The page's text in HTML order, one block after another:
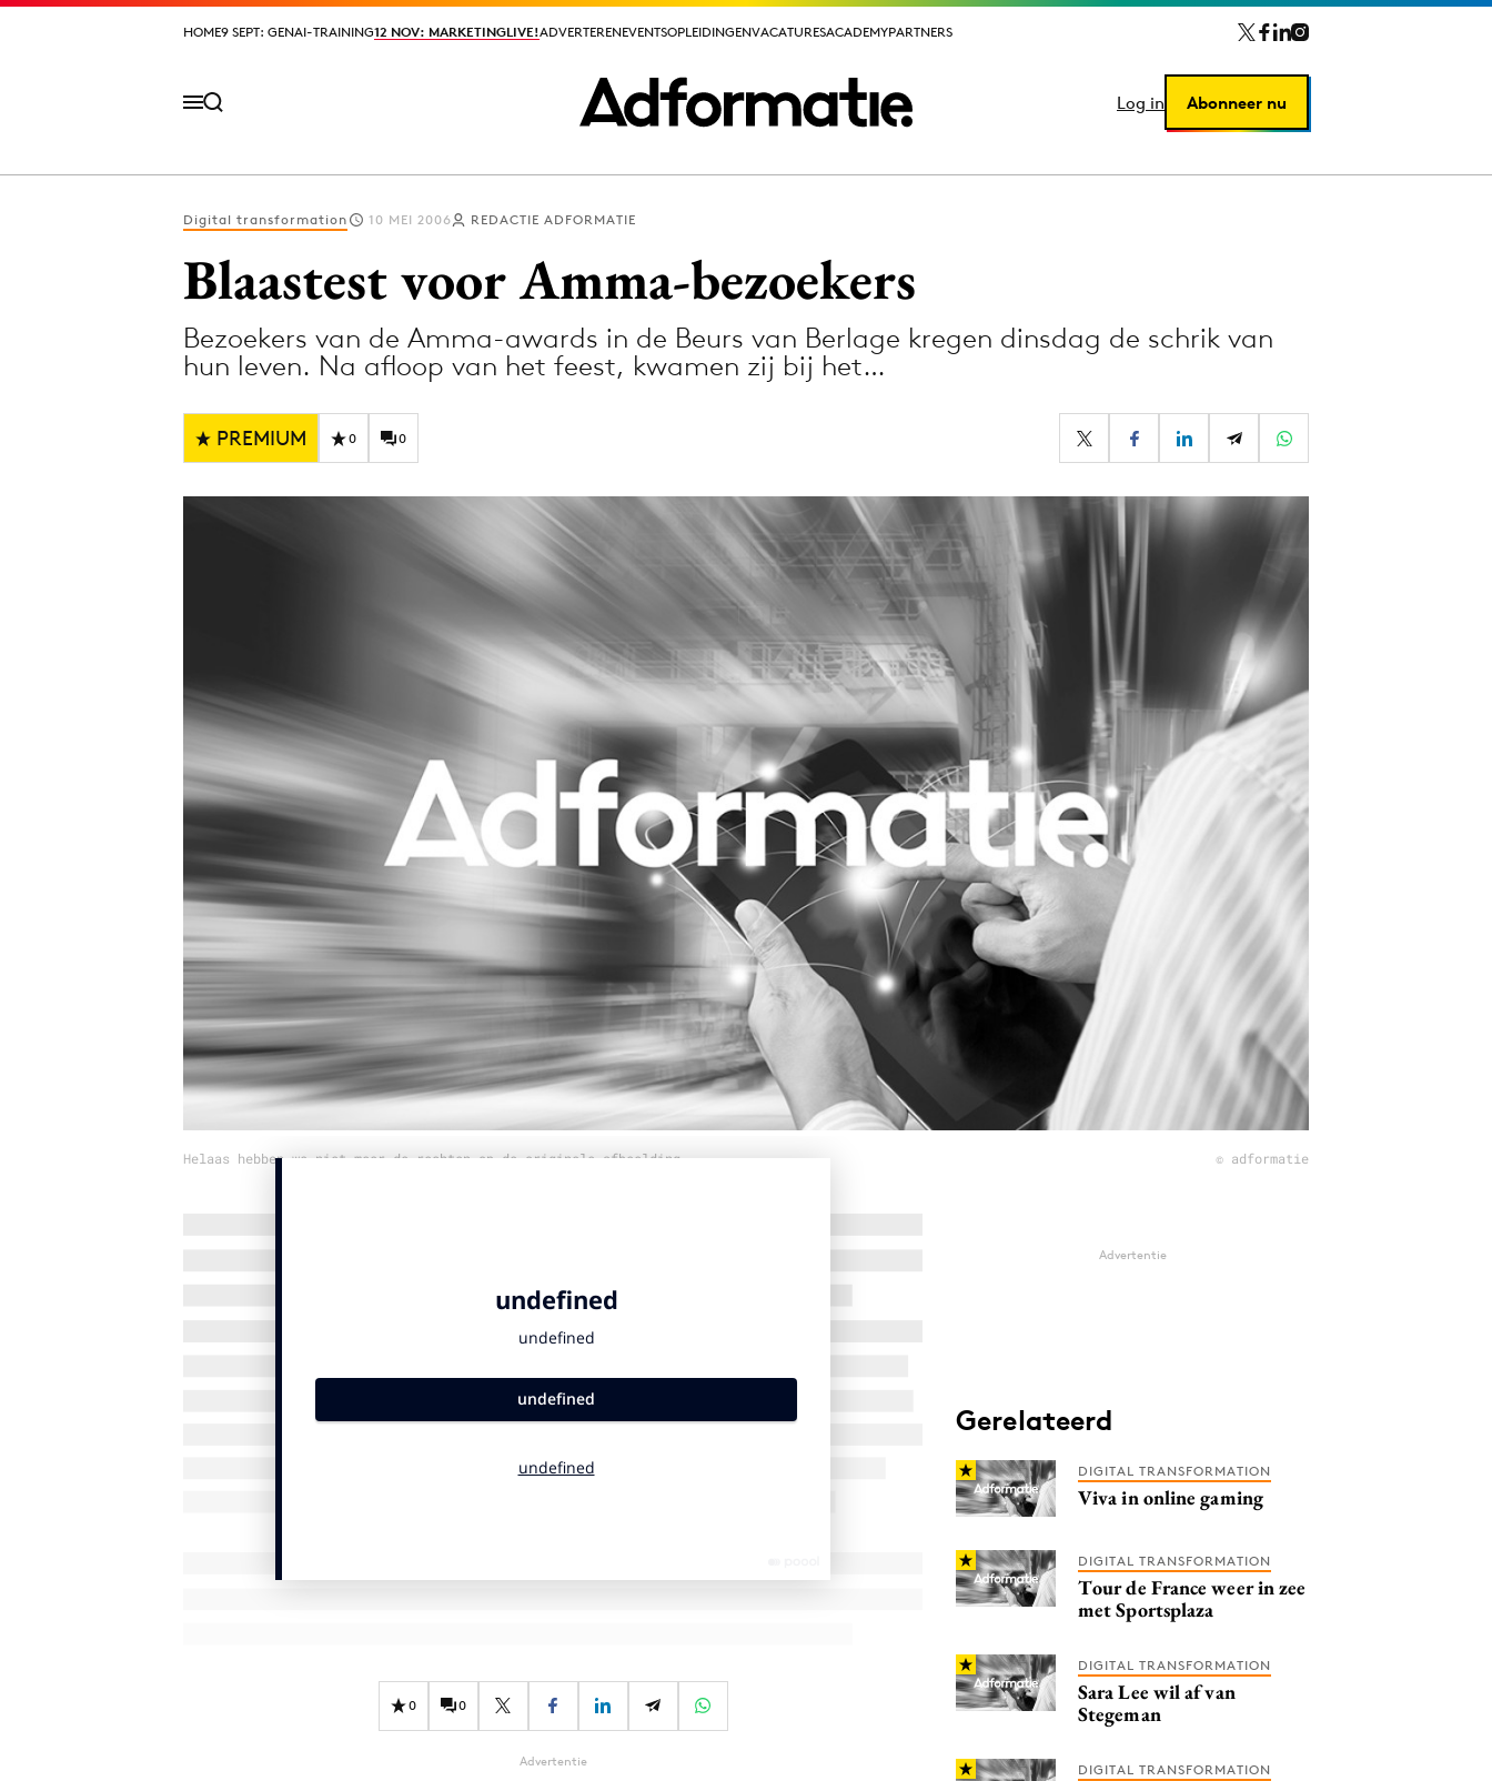
HOME9 SEPT: GENAI-TRAINING12 NOV: MARKETINGLIVE!ADVERTERENEVENTSOPLEIDINGENVACATURESACADEMYPARTNERS
Log in Abonneer nu
HOME9 SEPT: GENAI-TRAINING12 NOV: MARKETINGLIVE!ADVERTERENEVENTSOPLEIDINGENVACATURESACADEMYPARTNERS
Log in Abonneer nu
Digital transformation
Diversiteit
Effectiviteit
Influencer marketing
Interne communicatie
Programmatic
Purpose Marketing
Reputatie & crisis
Digital transformation 10 MEI 2006 REDACTIE ADFORMATIE
Blaastest voor Amma-bezoekers
Bezoekers van de Amma-awards in de Beurs van Berlage kregen dinsdag de schrik van
hun leven. Na afloop van het feest, kwamen zij bij het…
PREMIUM 0 0
Helaas hebben we niet meer de rechten op de originele afbeelding © adformatie
0 0
Advertentie
Advertentie
Gerelateerd
DIGITAL TRANSFORMATION
Viva in online gaming
DIGITAL TRANSFORMATION
Tour de France weer in zee
met Sportsplaza
DIGITAL TRANSFORMATION
Sara Lee wil af van
Stegeman
DIGITAL TRANSFORMATION